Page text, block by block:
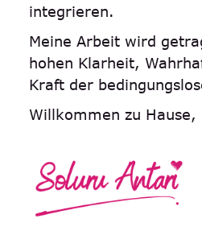
integrieren.
Meine Arbeit wird
hohen Klarheit,
Kraft der
Willkommen zu Hause,